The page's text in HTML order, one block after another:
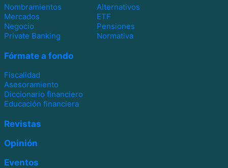
Nombramientos
Alternativos
Mercados
ETF
Negocio
Pensiones
Private Banking
Normativa
Fórmate a fondo
Fiscalidad
Asesoramiento
Diccionario financiero
Educación financiera
Revistas
Opinión
Eventos